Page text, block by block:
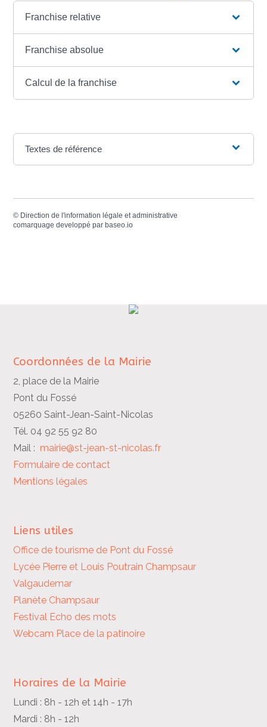
Franchise relative
Franchise absolue
Calcul de la franchise
Textes de référence
© Direction de l'information légale et administrative
comarquage developpé parbaseo.io
Coordonnées de la Mairie
2, place de la Mairie
Pont du Fossé
05260 Saint-Jean-Saint-Nicolas
Tél. 04 92 55 92 80
Mail :mairie@st-jean-st-nicolas.fr
Formulaire de contact
Mentions légales
Liens utiles
Office de tourisme de Pont du Fossé
Lycée Pierre et Louis Poutrain Champsaur
Valgaudemar
Planète Champsaur
Festival Echo des mots
Webcam Place de la patinoire
Horaires de la Mairie
Lundi : 8h - 12h et 14h - 17h
Mardi : 8h - 12h